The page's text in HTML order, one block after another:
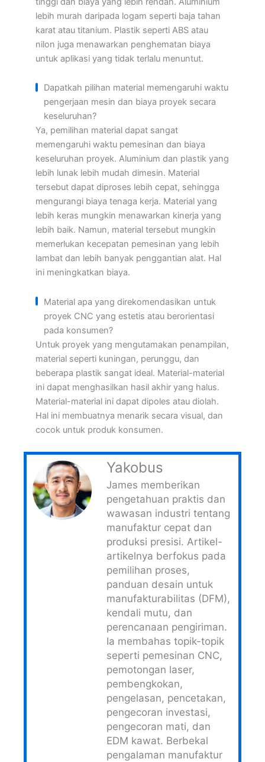
lebih murah daripada logam seperti baja tahan
karat atau titanium. Plastik seperti ABS atau
nilon juga menawarkan penghematan biaya
untuk aplikasi yang tidak terlalu menuntut.
Dapatkah pilihan material memengaruhi waktu
pengerjaan mesin dan biaya proyek secara
keseluruhan?
Ya, pemilihan material dapat sangat
memengaruhi waktu pemesinan dan biaya
keseluruhan proyek. Aluminium dan plastik yang
lebih lunak lebih mudah dimesin. Material
tersebut dapat diproses lebih cepat, sehingga
mengurangi biaya tenaga kerja. Material yang
lebih keras mungkin menawarkan kinerja yang
lebih baik. Namun, material tersebut mungkin
memerlukan kecepatan pemesinan yang lebih
lambat dan lebih banyak penggantian alat. Hal
ini meningkatkan biaya.
Material apa yang direkomendasikan untuk
proyek CNC yang estetis atau berorientasi
pada konsumen?
Untuk proyek yang mengutamakan penampilan,
material seperti kuningan, perunggu, dan
beberapa plastik sangat ideal. Material-material
ini dapat menghasilkan hasil akhir yang halus.
Material-material ini dapat dipoles atau diolah.
Hal ini membuatnya menarik secara visual, dan
cocok untuk produk konsumen.
Yakobus
James memberikan
pengetahuan praktis dan
wawasan industri tentang
manufaktur cepat dan
produksi presisi. Artikel-
artikelnya berfokus pada
pemilihan proses,
panduan desain untuk
manufakturabilitas (DFM),
kendali mutu, dan
perencanaan pengiriman.
Ia membahas topik-topik
seperti pemesinan CNC,
pemotongan laser,
pembengkokan,
pengelasan, pencetakan,
pengecoran investasi,
pengecoran mati, dan
EDM kawat. Berbekal
pengalaman manufaktur